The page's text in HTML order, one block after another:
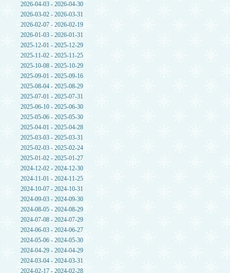
2026-04-03 - 2026-04-30
2026-03-02 - 2026-03-31
2026-02-07 - 2026-02-19
2026-01-03 - 2026-01-31
2025-12-01 - 2025-12-29
2025-11-02 - 2025-11-25
2025-10-08 - 2025-10-29
2025-09-01 - 2025-09-16
2025-08-04 - 2025-08-29
2025-07-01 - 2025-07-31
2025-06-10 - 2025-06-30
2025-05-06 - 2025-05-30
2025-04-01 - 2025-04-28
2025-03-03 - 2025-03-31
2025-02-03 - 2025-02-24
2025-01-02 - 2025-01-27
2024-12-02 - 2024-12-30
2024-11-01 - 2024-11-25
2024-10-07 - 2024-10-31
2024-09-03 - 2024-09-30
2024-08-05 - 2024-08-29
2024-07-08 - 2024-07-29
2024-06-03 - 2024-06-27
2024-05-06 - 2024-05-30
2024-04-29 - 2024-04-29
2024-03-04 - 2024-03-31
2024-02-17 - 2024-02-28